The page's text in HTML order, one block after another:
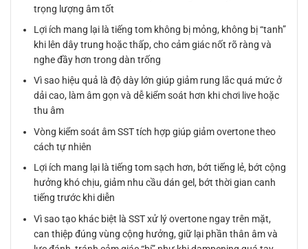
trọng lượng âm tốt
Lợi ích mang lại là tiếng tom không bị mỏng, không bị “tanh”
khi lên dây trung hoặc thấp, cho cảm giác nốt rõ ràng và
nghe đầy hơn trong dàn trống
Vì sao hiệu quả là độ dày lớn giúp giảm rung lắc quá mức ở
dải cao, làm âm gọn và dễ kiểm soát hơn khi chơi live hoặc
thu âm
Vòng kiểm soát âm SST tích hợp giúp giảm overtone theo
cách tự nhiên
Lợi ích mang lại là tiếng tom sạch hơn, bớt tiếng lẻ, bớt cộng
hưởng khó chịu, giảm nhu cầu dán gel, bớt thời gian canh
tiếng trước khi diễn
Vì sao tạo khác biệt là SST xử lý overtone ngay trên mặt,
can thiệp đúng vùng cộng hưởng, giữ lại phần thân âm và